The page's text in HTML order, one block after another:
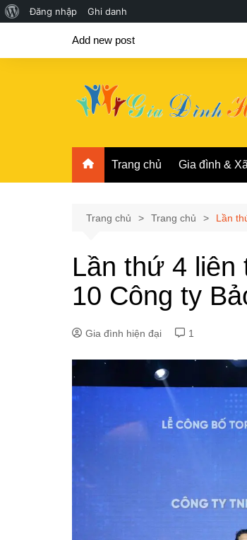
Giới
về
Đăng nhập Ghi danh
Add new post
Trang chủ Gia đình &
Trang chủ Trang chủ Lần
Lần thứ 4 liên
10 Công ty
Gia đình hiện đại 1